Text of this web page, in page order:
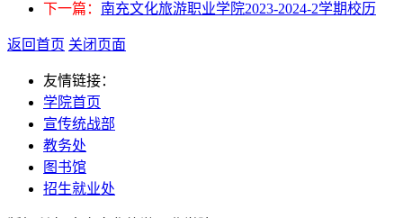
下一篇： 南充文化旅游职业学院2023-2024-2学期校历
返回首页 关闭页面
友情链接：
学院首页
宣传统战部
教务处
图书馆
招生就业处